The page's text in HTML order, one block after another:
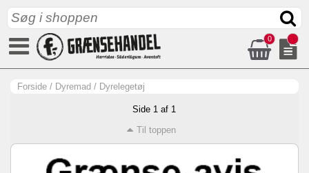
0
Forside / Dyremad / Dyrelegetøj
Side 1 af 1
Til toppen